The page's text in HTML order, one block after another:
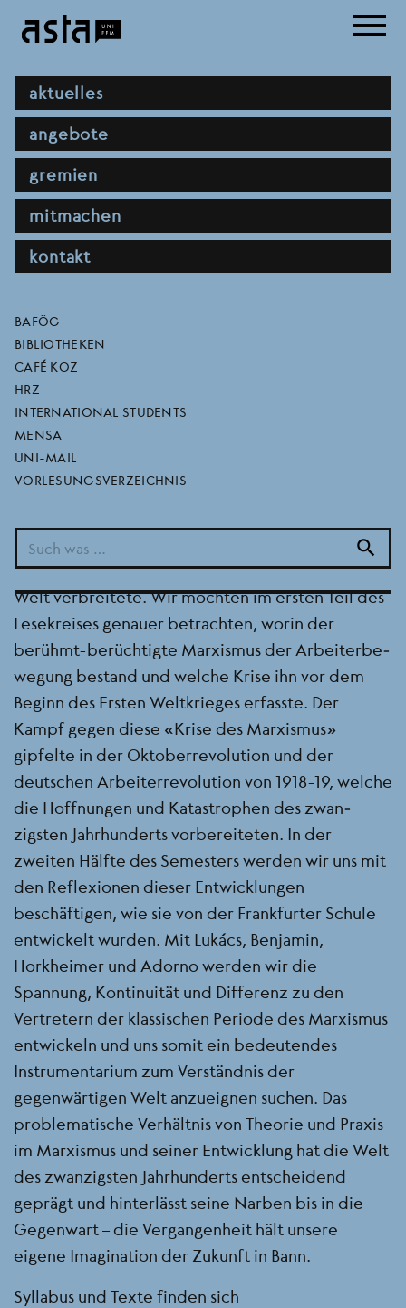
zum
hauptnavigation
aktuelles
angebote
gremien
mitmachen
kontakt
direktlinks
BAFÖG
BIBLIOTHEKEN
CAFÉ KOZ
HRZ
INTERNATIONAL STUDENTS
MENSA
UNI-MAIL
VORLESUNGSVERZEICHNIS
search
menu
lesekreis: was ist
revolutionärer
marxismus?
BEREICH
LESEKREISE UND ANDERE REGELMÄSSIGE TERMINE
SEMESTER
2025 SOMMERSEMESTER
Marxismus den Charakter einer politischen
Massenbewegung an, die sich in alle Teile der
Welt verbreitete. Wir möchten im ersten Teil des
Lesekreises genauer betrachten, worin der
berühmt-berüchtigte Marxismus der Arbeiterbe­
wegung bestand und welche Krise ihn vor dem
Beginn des Ersten Weltkrieges erfasste. Der
Kampf gegen diese “Krise des Marxismus”
gipfelte in der Oktoberrevolution und der
deutschen Arbeiterrevolution von 1918-19, welche
die Hoffnungen und Katastrophen des zwan­
zigsten Jahrhunderts vorbereiteten. In der
zweiten Hälfte des Semesters werden wir uns mit
den Reflexionen dieser Entwicklungen
beschäftigen, wie sie von der Frankfurter Schule
entwickelt wurden. Mit Lukács, Benjamin,
Horkheimer und Adorno werden wir die
Spannung, Kontinuität und Differenz zu den
Vertretern der klassischen Periode des Marxismus
entwickeln und uns somit ein bedeutendes
Instrumentarium zum Verständnis der
gegenwärtigen Welt anzueignen suchen. Das
problematische Verhältnis von Theorie und Pra­xis
im Marxismus und seiner Entwicklung hat die Welt
des zwanzigsten Jahrhunderts entschei­dend
geprägt und hinterlässt seine Narben bis in die
Gegenwart – die Vergangenheit hält unsere
eigene Imagination der Zukunft in Bann.
Syllabus und Texte finden sich